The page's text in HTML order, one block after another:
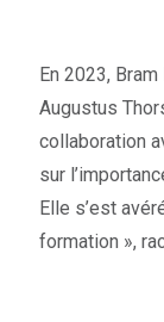
En 2023,
Augustus
collaboration
sur
Elle s’est
formation »,